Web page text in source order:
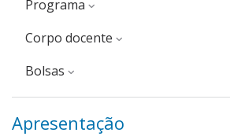
Programa
corpo docente
Bolsas
Apresentação